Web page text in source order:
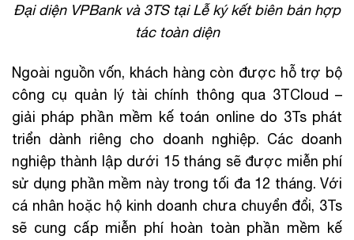
Đại diện VPBank và 3TS tại Lễ ký kết biên bản hợp
tác toàn diện
Ngoài nguồn vốn, khách hàng còn được hỗ trợ bộ
công cụ quản lý tài chính thông qua 3TCloud –
giải pháp phần mềm kế toán online do 3Ts phát
triển dành riêng cho doanh nghiệp. Các doanh
nghiệp thành lập dưới 15 tháng sẽ được miễn phí
sử dụng phần mềm này trong tối đa 12 tháng. Với
cá nhân hoặc hộ kinh doanh chưa chuyển đổi, 3Ts
sẽ cung cấp miễn phí hoàn toàn phần mềm kế